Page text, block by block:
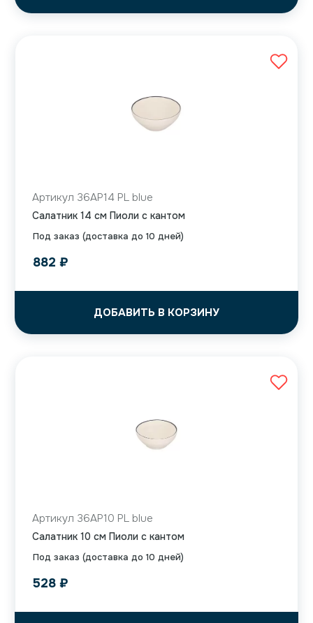
Под заказ (доставка до 10 дней)
Артикул 36AP14 PL blue
Салатник 14 см Пиоли с кантом
882 ₽
ДОБАВИТЬ В КОРЗИНУ
Под заказ (доставка до 10 дней)
Артикул 36AP10 PL blue
Салатник 10 см Пиоли с кантом
528 ₽